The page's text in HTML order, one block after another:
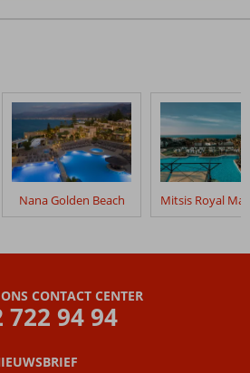
Nana Golden Beach
CONTACT CENTER
722 94 94